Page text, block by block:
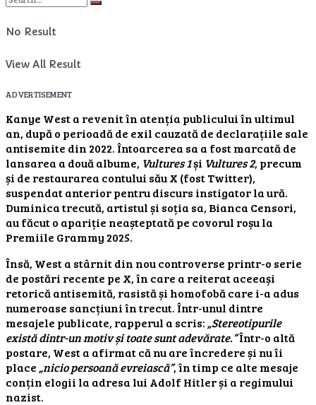
No Result
View All Result
ADVERTISEMENT
Kanye West a revenit în atenția publicului în ultimul
an, după o perioadă de exil cauzată de declarațiile sale
antisemite din 2022. Întoarcerea sa a fost marcată de
lansarea a două albume, Vultures 1și Vultures 2, precum
și de restaurarea contului său X (fost Twitter),
suspendat anterior pentru discurs instigator la ură.
Duminica trecută, artistul și soția sa, Bianca Censori,
au făcut o apariție neașteptată pe covorul roșu la
Premiile Grammy 2025.
Însă, West a stârnit din nou controverse printr-o serie
de postări recente pe X, în care a reiterat aceeași
retorică antisemită, rasistă și homofobă care i-a adus
numeroase sancțiuni în trecut. Într-unul dintre
mesajele publicate, rapperul a scris: „Stereotipurile
există dintr-un motiv și toate sunt adevărate.”Într-o altă
postare, West a afirmat că nu are încredere și nu îi
place „nicio persoană evreiască”, în timp ce alte mesaje
conțin elogii la adresa lui Adolf Hitler și a regimului
nazist.